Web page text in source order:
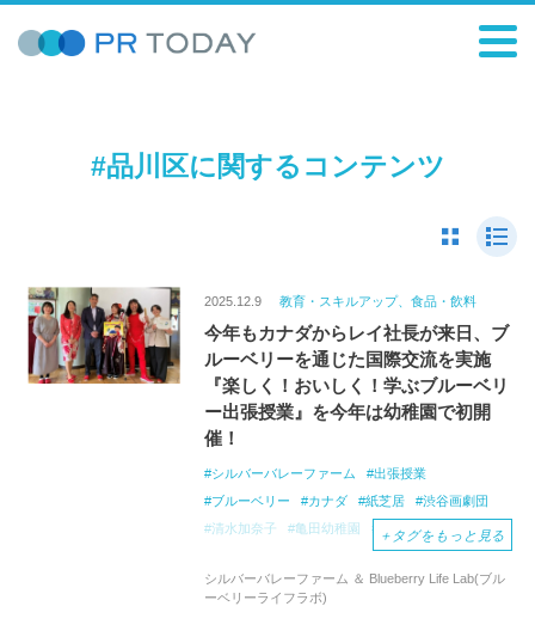
#品川区に関するコンテンツ
2025.12.9 教育・スキルアップ、食品・飲料
今年もカナダからレイ社長が来日、ブ
ルーベリーを通じた国際交流を実施
『楽しく！おいしく！学ぶブルーベリ
ー出張授業』を今年は幼稚園で初開
催！
シルバーバレーファーム
出張授業
ブルーベリー
カナダ 紙芝居
渋谷画劇団
清水加奈子
亀田幼稚園 品川区 食育
＋ タグをもっと見る
シルバーバレーファーム ＆ Blueberry Life Lab(ブル
ーベリーライフラボ)